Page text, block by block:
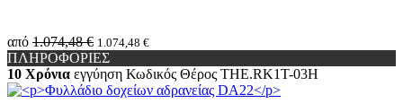
από 1.074,48 € 1.074,48 €
ΠΛΗΡΟΦΟΡΙΕΣ
10 Χρόνια εγγύηση Κωδικός Θέρος THE.RK1Τ-03H